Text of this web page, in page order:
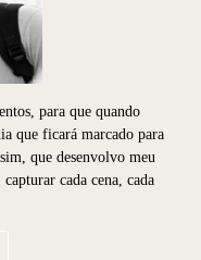
para que quando
que ficará marcado para
que desenvolvo meu
cada cena, cada